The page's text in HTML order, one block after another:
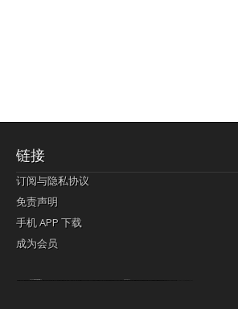
链接
订阅与隐私协议
免责声明
手机 APP 下载
成为会员